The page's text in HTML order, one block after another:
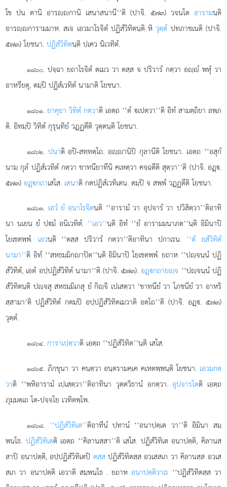
โข ปน ตานิ อารฺกานิ เสนาสนานี’’ติ (ปาจิ. ๕๗๓) วจนโต อารามนฺติ
อารฺการามมาห. สเจ เอวมาโรจิตํ ปฏิสํวิทิตนฺติ หิวุตฺตํ ปทภาชเนติ (ปาจิ.
๕๗๓) โยชนา.ปฏิสํวิทิตนฺติ ปเคว นิเวทิตํ.
๑๘๖๐. ปจฺฉา ยถาโรจิตํ ตเมว วา ตสฺส จ ปริวารํ กตฺวา อฺํ พหุํ วา
อาหรียตุ, ตมฺปิ ปฏิสํเวทิตํ นามาติ โยชนา.
๑๘๖๑. ยาคุยา วิทิตํ กตฺวาติ เอตฺถ ‘‘ตํ เปตฺวา’’ติ อิทํ สามตฺถิยา ลพฺภ
ติ. อิทมฺปิ วิทิตํ กุรุนฺทิยํ วฏฺฏตีติ วุตฺตนฺติ โยชนา.
๑๘๖๒. ปนาติอปิ-สทฺทตฺโถ. อฺานิปิ กุลานีติ โยชนา. เอตฺถ ‘‘อสุกํ
นาม กุลํ ปฏิสํเวทิตํ กตฺวา ขาทนียาทีนิ คเหตฺวา คจฺฉตีติ สุตฺวา’’ติ (ปาจิ. อฏฺ.
๕๗๓)อฏฺกถาเสโส. เตนาติ กตปฏิสํเวทิเตน. ตมฺปิ จ สพฺพํ วฏฺฏตีติ โยชนา.
๑๘๖๓. เอวํ ยํ อนาโรจิตนฺติ ‘‘อารามํ วา อุปจารํ วา ปวิสิตฺวา’’ติอาทิ
นา นเยน ยํ ปมํ อนิเวทิตํ. ‘‘เอว’’นฺติ อิทํ ‘‘ยํ อารามมนาภต’’นฺติ อิมินาปิ
โยเชตพฺพํ. เอวนฺติ ‘‘ตสฺส ปริวารํ กตฺวา’’ติอาทินา ปกาเรน. ‘‘ตํ อสํวิทิตํ
นามา’’ติ อิทํ ‘‘สหธมฺมิกาปิต’’นฺติ อิมินาปิ โยเชตพฺพํ. ยถาห ‘‘ปฺจนฺนํ ปฏิ
สํวิทิตํ, เอตํ อปฺปฏิสํวิทิตํ นามา’’ติ (ปาจิ. ๕๗๓).อฏฺกถายฺจ ‘‘ปฺจนฺนํ ปฏิ
สํวิทิตนฺติ ปฺจสุ สหธมฺมิเกสุ ยํ กิฺจิ เปเสตฺวา ‘ขาทนียํ วา โภชนียํ วา อาหริ
สฺสามา’ติ ปฏิสํวิทิตํ กตมฺปิ อปฺปฏิสํวิทิตเมวาติ อตฺโถ’’ติ (ปาจิ. อฏฺ. ๕๗๓)
วุตฺตํ.
๑๘๖๔. การาเปตฺวาติ เอตฺถ ‘‘ปฏิสํวิทิต’’นฺติ เสโส.
๑๘๖๕. ภิกฺขุนา วา คนฺตฺวา อนฺตรามคฺเค คเหตพฺพนฺติ โยชนา. เอวมกตฺ
วาติ ‘‘พหิอารามํ เปเสตฺวา’’ติอาทินา วุตฺตวิธานํ อกตฺวา.อุปจารโตติ เอตฺถ
ภุมฺมตฺเถ โต-ปจฺจโย เวทิตพฺโพ.
๑๘๖๘. ‘‘ปฏิสํวิทิเต’’ติอาทีนํ ปทานํ ‘‘อนาปตฺเต วา’’ติ อิมินา สมฺ
พนฺโธ. ปฏิสํวิทิเตติ เอตฺถ ‘‘คิลานสฺสา’’ติ เสโส. ปฏิสํวิทิเต อนาปตฺติ, คิลานสฺ
สาปิ อนาปตฺติ, อปฺปฏิสํวิทิเตปิ ตสฺส ปฏิสํวิทิตสฺส อวเสสเก วา คิลานสฺส อวเส
สเก วา อนาปตฺติ เอวาติ สมฺพนฺโธ . ยถาหอนาปตฺติวาเร ‘‘ปฏิสํวิทิตสฺส วา